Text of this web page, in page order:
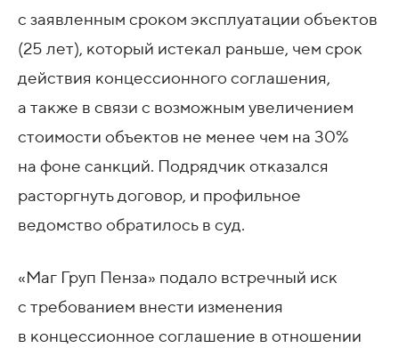
с заявленным сроком эксплуатации объектов
(25 лет), который истекал раньше, чем срок
действия концессионного соглашения,
а также в связи с возможным увеличением
стоимости объектов не менее чем на 30%
на фоне санкций. Подрядчик отказался
расторгнуть договор, и профильное
ведомство обратилось в суд.
«Маг Груп Пенза» подало встречный иск
с требованием внести изменения
в концессионное соглашение в отношении